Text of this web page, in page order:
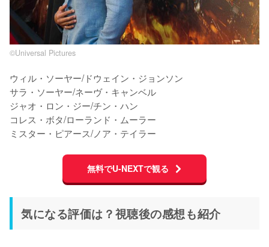
©︎Universal Pictures
ウィル・ソーヤー/ドウェイン・ジョンソン
サラ・ソーヤー/ネーヴ・キャンベル
ジャオ・ロン・ジー/チン・ハン
コレス・ボタ/ローランド・ムーラー
ミスター・ピアース/ノア・テイラー
無料でU-NEXTで観る
気になる評価は？視聴後の感想も紹介